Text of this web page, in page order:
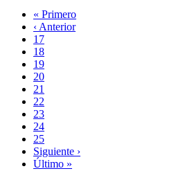
Paginación
Primera
página
« Primero
Página
anterior
‹ Anterior
Page
17
Page
18
Page
19
Page
20
Página
actual
21
Page
22
Page
23
Page
24
Page
25
Siguiente
página
Siguiente ›
Última
Último »